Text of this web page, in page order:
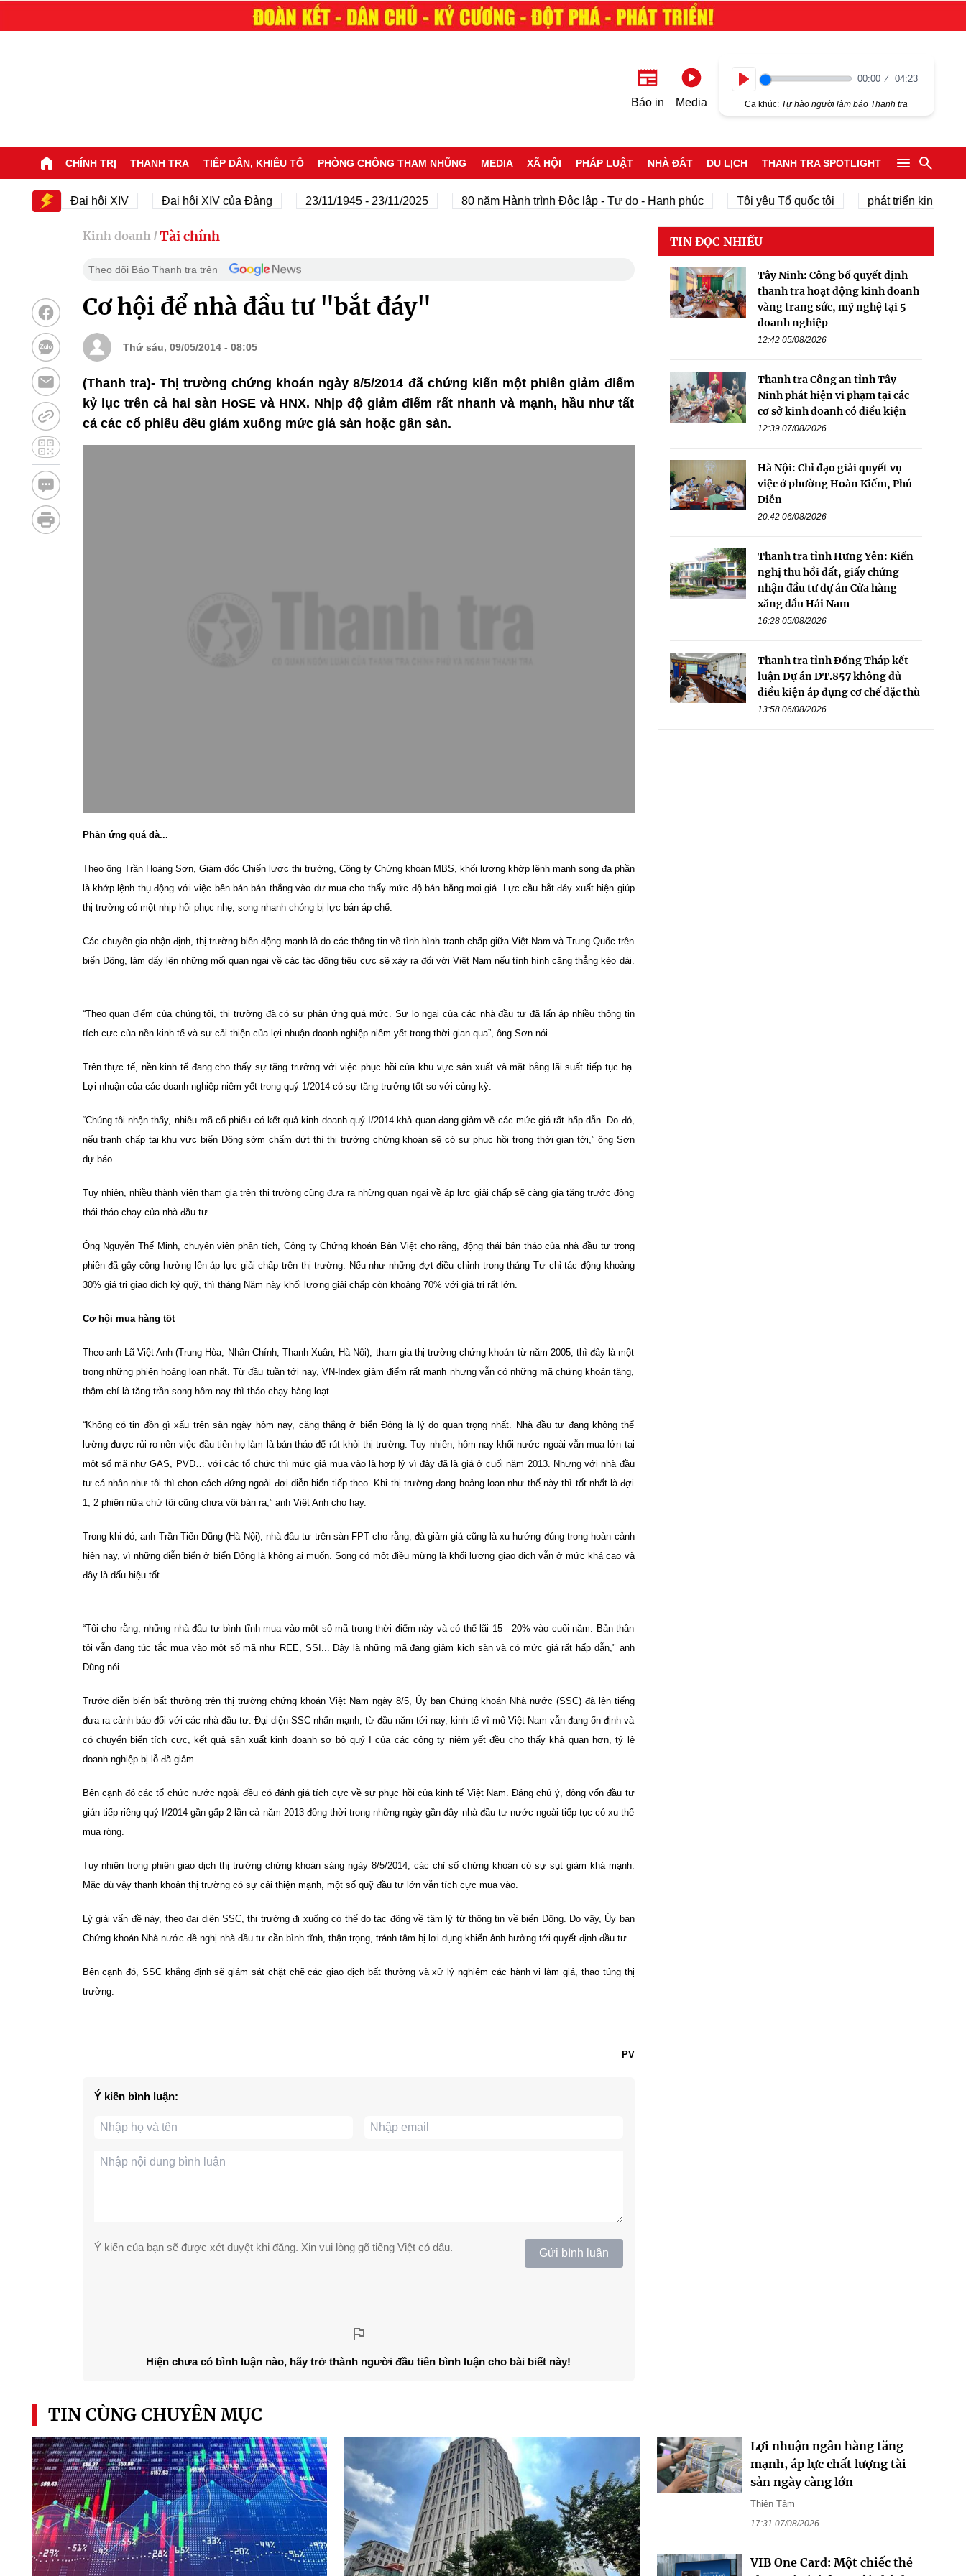
Báo in Media
00:00 04:23
Ca khúc: Tự hào người làm báo Thanh tra
CHÍNH TRỊ THANH TRA TIẾP DÂN, KHIẾU TỐ PHÒNG CHỐNG THAM NHŨNG MEDIA XÃ HỘI PHÁP LUẬT NHÀ ĐẤT DU LỊCH THANH TRA SPOTLIGHT
Đại hội XIV Đại hội XIV của Đảng 23/11/1945 - 23/11/2025 80 năm Hành trình Độc lập - Tự do - Hạnh phúc Tôi yêu Tổ quốc tôi phát triển kinh tế tư
Kinh doanh / Tài chính
Theo dõi Báo Thanh tra trên
Cơ hội để nhà đầu tư "bắt đáy"
Thứ sáu, 09/05/2014 - 08:05
(Thanh tra)- Thị trường chứng khoán ngày 8/5/2014 đã chứng kiến một phiên giảm điểm
kỷ lục trên cả hai sàn HoSE và HNX. Nhịp độ giảm điểm rất nhanh và mạnh, hầu như tất
cả các cổ phiếu đều giảm xuống mức giá sàn hoặc gần sàn.
Phản ứng quá đà...
Theo ông Trần Hoàng Sơn, Giám đốc Chiến lược thị trường, Công ty Chứng khoán MBS, khối lượng khớp lệnh mạnh song đa phần
là khớp lệnh thụ động với việc bên bán bán thẳng vào dư mua cho thấy mức độ bán bằng mọi giá. Lực cầu bắt đáy xuất hiện giúp
thị trường có một nhịp hồi phục nhẹ, song nhanh chóng bị lực bán áp chế.
Các chuyên gia nhận định, thị trường biến động mạnh là do các thông tin về tình hình tranh chấp giữa Việt Nam và Trung Quốc trên
biển Đông, làm dấy lên những mối quan ngại về các tác động tiêu cực sẽ xảy ra đối với Việt Nam nếu tình hình căng thẳng kéo dài.
“Theo quan điểm của chúng tôi, thị trường đã có sự phản ứng quá mức. Sự lo ngại của các nhà đầu tư đã lấn áp nhiều thông tin
tích cực của nền kinh tế và sự cải thiện của lợi nhuận doanh nghiệp niêm yết trong thời gian qua”, ông Sơn nói.
Trên thực tế, nền kinh tế đang cho thấy sự tăng trưởng với việc phục hồi của khu vực sản xuất và mặt bằng lãi suất tiếp tục hạ.
Lợi nhuận của các doanh nghiệp niêm yết trong quý 1/2014 có sự tăng trưởng tốt so với cùng kỳ.
“Chúng tôi nhận thấy, nhiều mã cổ phiếu có kết quả kinh doanh quý I/2014 khả quan đang giảm về các mức giá rất hấp dẫn. Do đó,
nếu tranh chấp tại khu vực biển Đông sớm chấm dứt thì thị trường chứng khoán sẽ có sự phục hồi trong thời gian tới,” ông Sơn
dự báo.
Tuy nhiên, nhiều thành viên tham gia trên thị trường cũng đưa ra những quan ngại về áp lực giải chấp sẽ càng gia tăng trước động
thái tháo chạy của nhà đầu tư.
Ông Nguyễn Thế Minh, chuyên viên phân tích, Công ty Chứng khoán Bản Việt cho rằng, động thái bán tháo của nhà đầu tư trong
phiên đã gây cộng hưởng lên áp lực giải chấp trên thị trường. Nếu như những đợt điều chỉnh trong tháng Tư chỉ tác động khoảng
30% giá trị giao dịch ký quỹ, thì tháng Năm này khối lượng giải chấp còn khoảng 70% với giá trị rất lớn.
Cơ hội mua hàng tốt
Theo anh Lã Việt Anh (Trung Hòa, Nhân Chính, Thanh Xuân, Hà Nội), tham gia thị trường chứng khoán từ năm 2005, thì đây là một
trong những phiên hoảng loạn nhất. Từ đầu tuần tới nay, VN-Index giảm điểm rất mạnh nhưng vẫn có những mã chứng khoán tăng,
thậm chí là tăng trần song hôm nay thì tháo chạy hàng loạt.
“Không có tin đồn gì xấu trên sàn ngày hôm nay, căng thẳng ở biển Đông là lý do quan trọng nhất. Nhà đầu tư đang không thể
lường được rủi ro nên việc đầu tiên họ làm là bán tháo để rút khỏi thị trường. Tuy nhiên, hôm nay khối nước ngoài vẫn mua lớn tại
một số mã như GAS, PVD… với các tổ chức thì mức giá mua vào là hợp lý vì đây đã là giá ở cuối năm 2013. Nhưng với nhà đầu
tư cá nhân như tôi thì chọn cách đứng ngoài đợi diễn biến tiếp theo. Khi thị trường đang hoảng loạn như thế này thì tốt nhất là đợi
1, 2 phiên nữa chứ tôi cũng chưa vội bán ra,” anh Việt Anh cho hay.
Trong khi đó, anh Trần Tiến Dũng (Hà Nội), nhà đầu tư trên sàn FPT cho rằng, đà giảm giá cũng là xu hướng đúng trong hoàn cảnh
hiện nay, vì những diễn biến ở biển Đông là không ai muốn. Song có một điều mừng là khối lượng giao dịch vẫn ở mức khá cao và
đây là dấu hiệu tốt.
“Tôi cho rằng, những nhà đầu tư bình tĩnh mua vào một số mã trong thời điểm này và có thể lãi 15 - 20% vào cuối năm. Bản thân
tôi vẫn đang túc tắc mua vào một số mã như REE, SSI... Đây là những mã đang giảm kịch sàn và có mức giá rất hấp dẫn," anh
Dũng nói.
Trước diễn biến bất thường trên thị trường chứng khoán Việt Nam ngày 8/5, Ủy ban Chứng khoán Nhà nước (SSC) đã lên tiếng
đưa ra cảnh báo đối với các nhà đầu tư. Đại diện SSC nhấn mạnh, từ đầu năm tới nay, kinh tế vĩ mô Việt Nam vẫn đang ổn định và
có chuyển biến tích cực, kết quả sản xuất kinh doanh sơ bộ quý I của các công ty niêm yết đều cho thấy khả quan hơn, tỷ lệ
doanh nghiệp bị lỗ đã giảm.
Bên cạnh đó các tổ chức nước ngoài đều có đánh giá tích cực về sự phục hồi của kinh tế Việt Nam. Đáng chú ý, dòng vốn đầu tư
gián tiếp riêng quý I/2014 gần gấp 2 lần cả năm 2013 đồng thời trong những ngày gần đây nhà đầu tư nước ngoài tiếp tục có xu thế
mua ròng.
Tuy nhiên trong phiên giao dịch thị trường chứng khoán sáng ngày 8/5/2014, các chỉ số chứng khoán có sự sụt giảm khá mạnh.
Mặc dù vậy thanh khoản thị trường có sự cải thiện mạnh, một số quỹ đầu tư lớn vẫn tích cực mua vào.
Lý giải vấn đề này, theo đại diện SSC, thị trường đi xuống có thể do tác động về tâm lý từ thông tin về biển Đông. Do vậy, Ủy ban
Chứng khoán Nhà nước đề nghị nhà đầu tư cần bình tĩnh, thận trọng, tránh tâm bị lợi dụng khiến ảnh hưởng tới quyết định đầu tư.
Bên cạnh đó, SSC khẳng định sẽ giám sát chặt chẽ các giao dịch bất thường và xử lý nghiêm các hành vi làm giá, thao túng thị
trường.
PV
Ý kiến bình luận:
Ý kiến của bạn sẽ được xét duyệt khi đăng. Xin vui lòng gõ tiếng Việt có dấu. Gửi bình luận
Hiện chưa có bình luận nào, hãy trở thành người đầu tiên bình luận cho bài biết này!
TIN ĐỌC NHIỀU
Tây Ninh: Công bố quyết định
thanh tra hoạt động kinh doanh
vàng trang sức, mỹ nghệ tại 5
doanh nghiệp
12:42 05/08/2026
Thanh tra Công an tỉnh Tây
Ninh phát hiện vi phạm tại các
cơ sở kinh doanh có điều kiện
12:39 07/08/2026
Hà Nội: Chỉ đạo giải quyết vụ
việc ở phường Hoàn Kiếm, Phú
Diễn
20:42 06/08/2026
Thanh tra tỉnh Hưng Yên: Kiến
nghị thu hồi đất, giấy chứng
nhận đầu tư dự án Cửa hàng
xăng dầu Hải Nam
16:28 05/08/2026
Thanh tra tỉnh Đồng Tháp kết
luận Dự án ĐT.857 không đủ
điều kiện áp dụng cơ chế đặc thù
13:58 06/08/2026
TIN CÙNG CHUYÊN MỤC
Lợi nhuận ngân hàng tăng
mạnh, áp lực chất lượng tài
sản ngày càng lớn
Thiên Tâm
17:31 07/08/2026
VIB One Card: Một chiếc thẻ